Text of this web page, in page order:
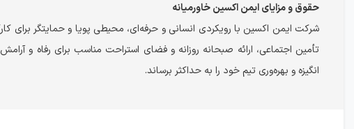
حقوق و مزایای ایمن اکسین خاورمیانه
شرکت ایمن اکسین با رویکردی انسانی و حرفه‌ای، محیطی پویا و حمایتگر برای
تأمین اجتماعی، ارائه صبحانه روزانه و فضای استراحت مناسب برای رفاه و
انگیزه و بهره‌وری تیم خود را به حداکثر برساند.